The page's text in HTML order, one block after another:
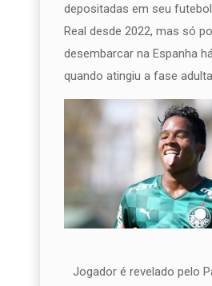
depositadas em seu
Real desde 2022, mas só
desembarcar na Espanha
quando atingiu a fase
Jogador é revelado pelo